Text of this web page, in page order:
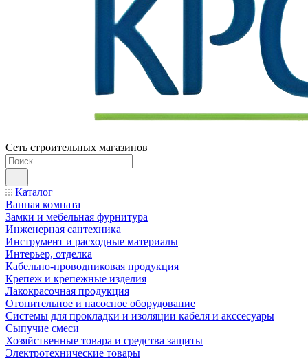
Сеть строительных магазинов
Каталог
Ванная комната
Замки и мебельная фурнитура
Инженерная сантехника
Инструмент и расходные материалы
Интерьер, отделка
Кабельно-проводниковая продукция
Крепеж и крепежные изделия
Лакокрасочная продукция
Отопительное и насосное оборудование
Системы для прокладки и изоляции кабеля и акссесуары
Сыпучие смеси
Хозяйственные товара и средства защиты
Электротехнические товары